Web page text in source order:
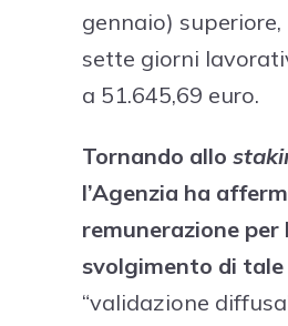
gennaio)
sette giorni
a 51.645,69 euro.
Tornando allo
l’Agenzia ha
remunerazione per
svolgimento di
“validazione